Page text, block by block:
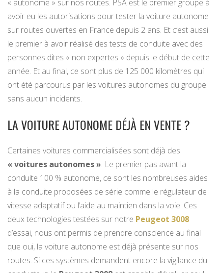
« autonome » sur nos routes. PSA est le premier groupe à
avoir eu les autorisations pour tester la voiture autonome
sur routes ouvertes en France depuis 2 ans. Et c’est aussi
le premier à avoir réalisé des tests de conduite avec des
personnes dites « non expertes » depuis le début de cette
année. Et au final, ce sont plus de 125 000 kilomètres qui
ont été parcourus par les voitures autonomes du groupe
sans aucun incidents.
LA VOITURE AUTONOME DÉJÀ EN VENTE ?
Certaines voitures commercialisées sont déjà des
« voitures autonomes ». Le premier pas avant la
conduite 100 % autonome, ce sont les nombreuses aides
à la conduite proposées de série comme le régulateur de
vitesse adaptatif ou l’aide au maintien dans la voie. Ces
deux technologies testées sur notre Peugeot 3008
d’essai, nous ont permis de prendre conscience au final
que oui, la voiture autonome est déjà présente sur nos
routes. Si ces systèmes demandent encore la vigilance du